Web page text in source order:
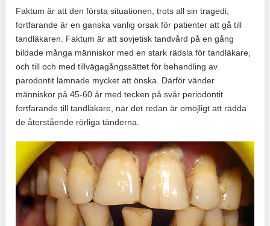
Faktum är att den första situationen, trots all sin tragedi,
fortfarande är en ganska vanlig orsak för patienter att gå till
tandläkaren. Faktum är att sovjetisk tandvård på en gång
bildade många människor med en stark rädsla för tandläkare,
och till och med tillvägagångssättet för behandling av
parodontit lämnade mycket att önska. Därför vänder
människor på 45-60 år med tecken på svår periodontit
fortfarande till tandläkare, när det redan är omöjligt att rädda
de återstående rörliga tänderna.